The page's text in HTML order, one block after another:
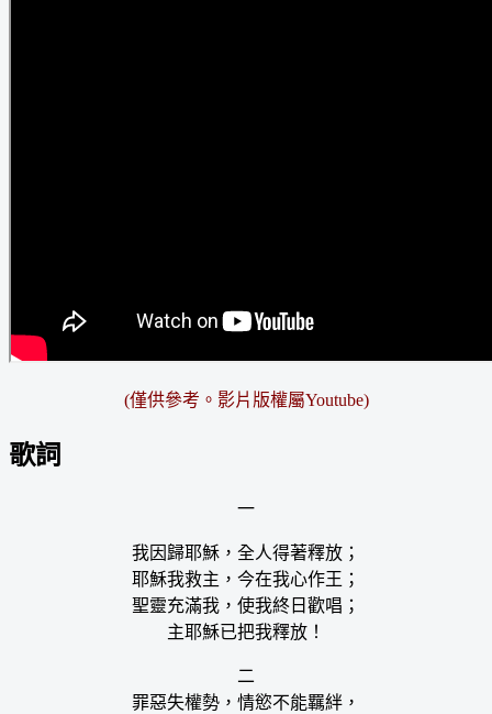
(僅供參考。 影片版權屬Youtube)
歌詞
一
我因歸耶穌，全人得著釋放；
耶穌我救主，今在我心作王；
聖靈充滿我，使我終日歡唱；
主耶穌已把我釋放！
二
罪惡失權勢，情慾不能羈絆，